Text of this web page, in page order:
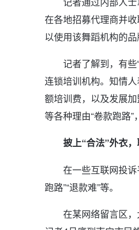
在各地招募代理商并
以使用该舞蹈机构的
记者了解到，有
连锁培训机构。知情
额培训费，以及发展
等各种理由“卷款跑路”
披上“合法”外衣
在一些互联网投诉
跑路”“退款难”等。
在某网络留言区